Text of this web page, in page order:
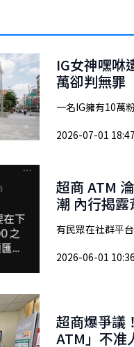
IG女神嘿
萬卻判無罪
一名IG擁有10萬
2026-07-01 18:47
超商 ATM
潮 內行揭露
有民眾在社群平
2026-06-01 10:36
超商爆爭議
ATM」不准